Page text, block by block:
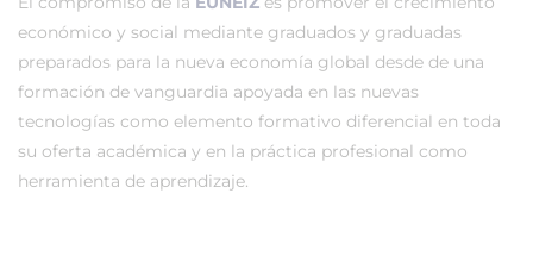
económico y social mediante graduados y graduadas
preparados para la nueva economía global desde de una
formación de vanguardia apoyada en las nuevas
tecnologías como elemento formativo diferencial en toda
su oferta académica y en la práctica profesional como
herramienta de aprendizaje.